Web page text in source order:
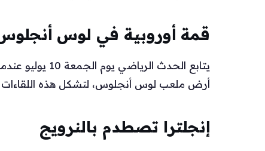
قمة أوروبية في لوس
يتابع الحدث
أرض ملعب لوس أنجلوس، لتشكل هذه اللقاءات
إنجلترا تصطدم بالنرويج